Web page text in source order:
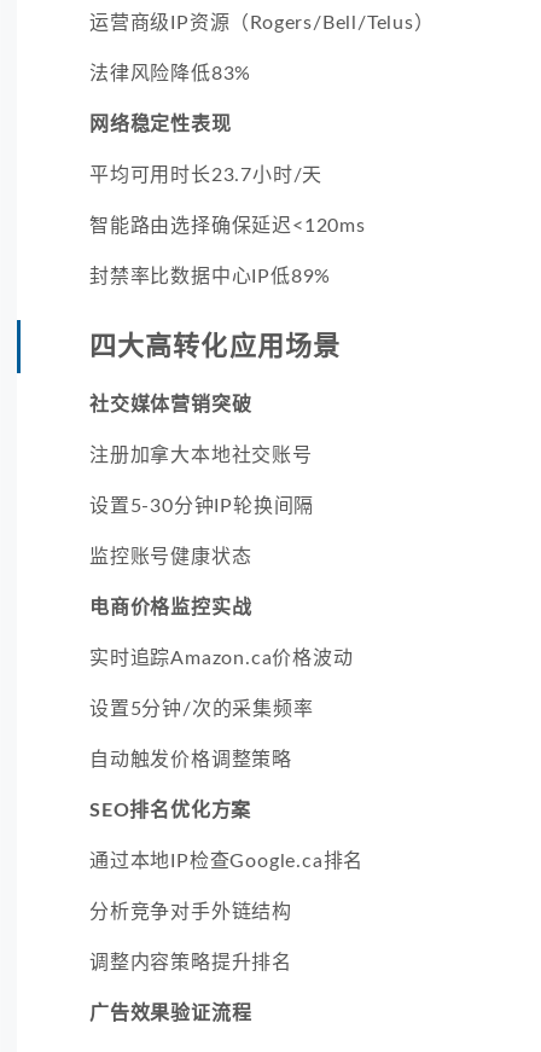
运营商级IP资源（Rogers/Bell/Telus）
法律风险降低83%
网络稳定性表现
平均可用时长23.7小时/天
智能路由选择确保延迟<120ms
封禁率比数据中心IP低89%
四大高转化应用场景
社交媒体营销突破
注册加拿大本地社交账号
设置5-30分钟IP轮换间隔
监控账号健康状态
电商价格监控实战
实时追踪Amazon.ca价格波动
设置5分钟/次的采集频率
自动触发价格调整策略
SEO排名优化方案
通过本地IP检查Google.ca排名
分析竞争对手外链结构
调整内容策略提升排名
广告效果验证流程